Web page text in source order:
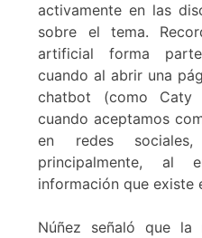
activamente en las
sobre el tema.
artificial forma
cuando al abrir una
chatbot (como
cuando aceptamos
en redes
principalmente, al
información que existe
Núñez señaló que la